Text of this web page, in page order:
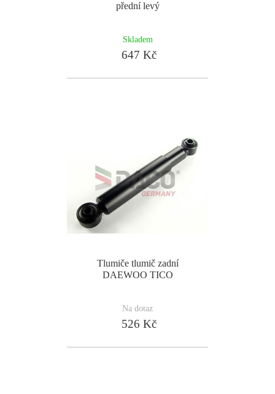
přední levý
Skladem
647 Kč
Tlumiče tlumič zadní
DAEWOO TICO
Na dotaz
526 Kč